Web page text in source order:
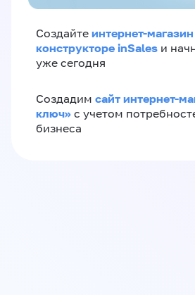
Создайте интернет-
конструкторе inSales и
уже сегодня
Создадим сайт интернет-
ключ» с учетом
бизнеса